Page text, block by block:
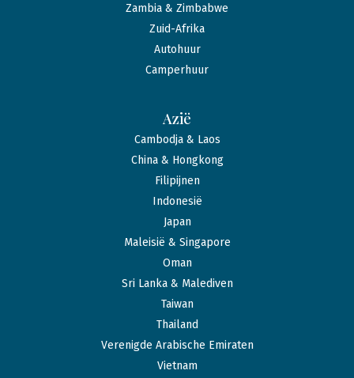
Zambia & Zimbabwe
Zuid-Afrika
Autohuur
Camperhuur
Azië
Cambodja & Laos
China & Hongkong
Filipijnen
Indonesië
Japan
Maleisië & Singapore
Oman
Sri Lanka & Malediven
Taiwan
Thailand
Verenigde Arabische Emiraten
Vietnam